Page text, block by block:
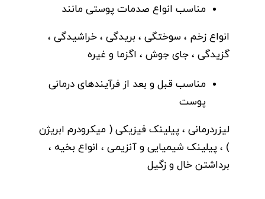
مناسب انواع صدمات پوستی مانند
انواع زخم ، سوختگی ، بریدگی ، خراشیدگی ،
گزیدگی ، جای جوش ، اگزما و غیره
مناسب قبل و بعد از فرآیندهای درمانی
پوست
لیزردرمانی ، پیلینک فیزیکی ( میکرودرم ابریژن
) ، پیلینک شیمیایی و آنزیمی ، انواع بخیه ،
برداشتن خال و زگیل